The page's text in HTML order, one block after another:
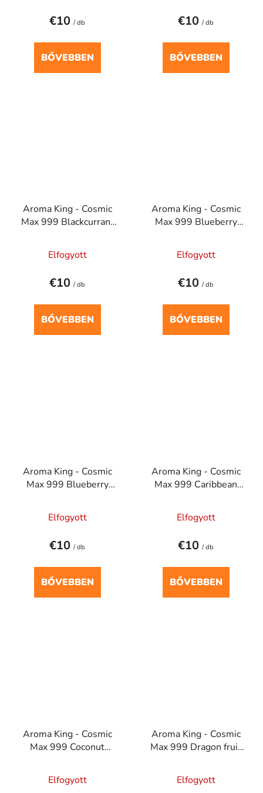
€10 / db
BŐVEBBEN
€10 / db
BŐVEBBEN
Aroma King - Cosmic
Max 999 Blackcurrant
Elfogyott
€10 / db
BŐVEBBEN
Aroma King - Cosmic
Max 999 Blueberry
Elfogyott
€10 / db
BŐVEBBEN
Aroma King - Cosmic
Max 999 Blueberry
Elfogyott
€10 / db
BŐVEBBEN
Aroma King - Cosmic
Max 999 Caribbean
Elfogyott
€10 / db
BŐVEBBEN
Aroma King - Cosmic
Max 999 Coconut
Elfogyott
Aroma King - Cosmic
Max 999 Dragon fruit
Elfogyott